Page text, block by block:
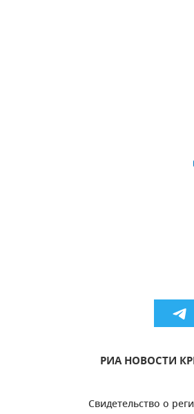
РИА НОВОСТИ
Свидетельство о